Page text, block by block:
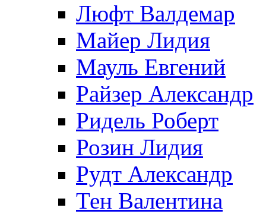
Люфт Валдемaр
Майер Лидия
Мауль Евгений
Райзер Александр
Ридель Роберт
Розин Лидия
Рудт Александр
Тен Валентина